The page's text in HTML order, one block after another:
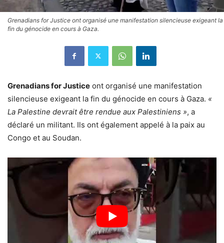
Grenadians for Justice ont organisé une manifestation silencieuse exigeant la
fin du génocide en cours à Gaza.
Grenadians for Justice ont organisé une manifestation
silencieuse exigeant la fin du génocide en cours à Gaza. «
La Palestine devrait être rendue aux Palestiniens », a
déclaré un militant. Ils ont également appelé à la paix au
Congo et au Soudan.